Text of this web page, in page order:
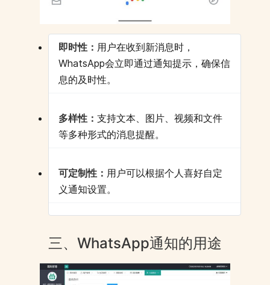
即时性： 用户在收到新消息时，
WhatsApp会立即通过通知提示，确保信
息的及时性。
多样性： 支持文本、图片、视频和文件
等多种形式的消息提醒。
可定制性： 用户可以根据个人喜好自定
义通知设置。
三、WhatsApp通知的用途